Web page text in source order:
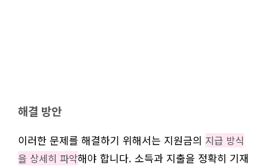
해결 방안
이러한 문제를 해결하기 위해서는 지원금의 지급 방식
을 상세히 파악해야 합니다. 소득과 지출을 정확히 기재